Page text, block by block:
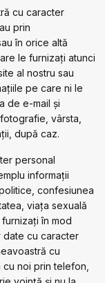
cu caracter
prin
în orice altă
le furnizați atunci
al nostru sau
pe care ni le
de e-mail și
vârsta,
după caz.
personal
informații
confesiunea
viața sexuală
în mod
date cu caracter
cu
noi prin telefon,